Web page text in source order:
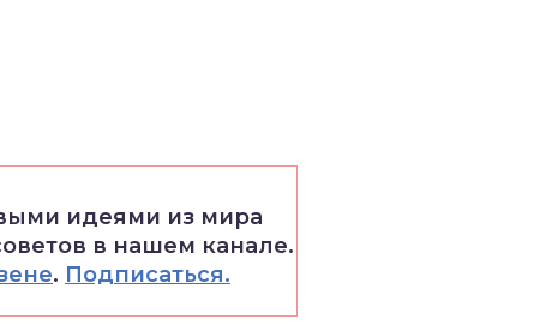
идеями из мира
в нашем канале.
. Подписаться.